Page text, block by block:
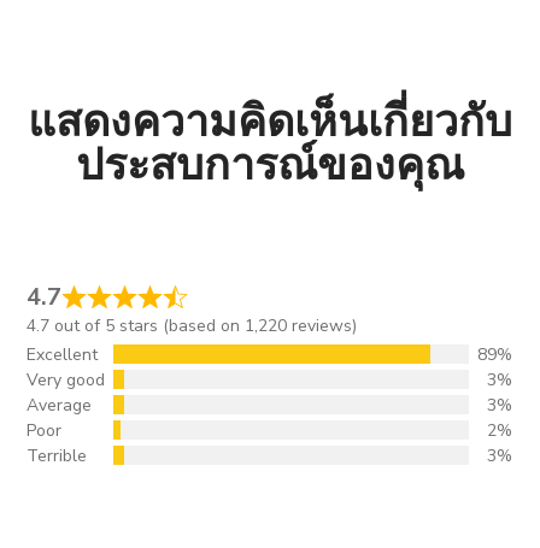
แสดงความคิดเห็นเกี่ยวกับ
ประสบการณ์ของคุณ
4.7
4.7 out of 5 stars (based on 1,220 reviews)
Excellent
89%
Very good
3%
Average
3%
Poor
2%
Terrible
3%